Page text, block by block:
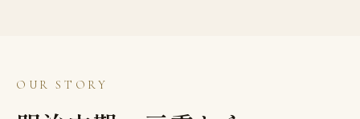
OUR STORY